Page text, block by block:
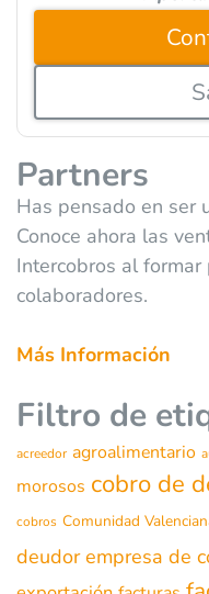
Partners
Has pensado en ser
Conoce ahora las
Intercobros al
colaboradores.
Más Información
Filtro de
acreedor agroalimentario
morosos cobro de
cobros Comunidad
deudor empresa de